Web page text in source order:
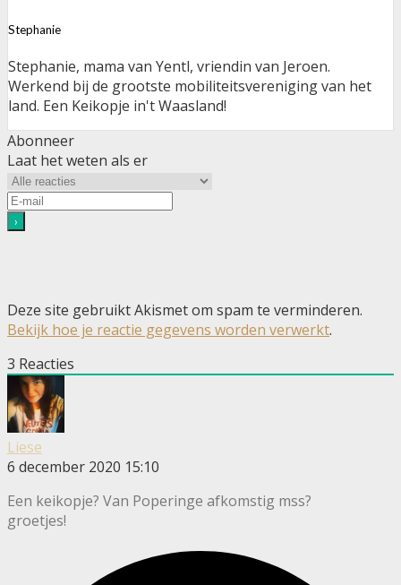
Stephanie
Stephanie, mama van Yentl, vriendin van Jeroen.
Werkend bij de grootste mobiliteitsvereniging van het
land. Een Keikopje in't Waasland!
Abonneer
Laat het weten als er
Deze site gebruikt Akismet om spam te verminderen.
Bekijk hoe je reactie gegevens worden verwerkt.
3 Reacties
Liese
6 december 2020 15:10
Een keikopje? Van Poperinge afkomstig mss?
groetjes!